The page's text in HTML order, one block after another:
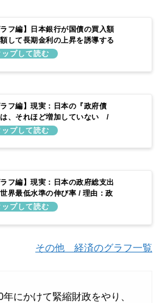
ラフ編】日本銀行が国債の買入額
して長期金利の上昇を誘導する
ラフ編】現実：日本の『政府債
、それほど増加していない /
外国と比べても、それ程増加
ラフ編】現実：日本の政府総支出
界最低水準の伸び率 / 理由：政
を増やしてこなかったため
その他 経済のグラフ一覧
にかけて緊縮財政をやり、